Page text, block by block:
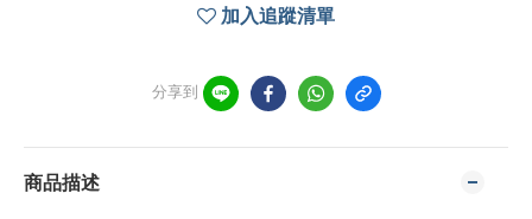
加入追蹤清單
分享到
商品描述